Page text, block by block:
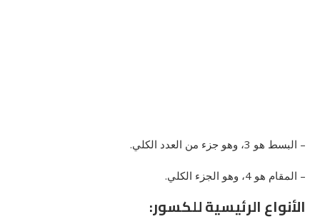
– البسط هو 3، وهو جزء من العدد الكلي.
– المقام هو 4، وهو الجزء الكلي.
الأنواع الرئيسية للكسور: